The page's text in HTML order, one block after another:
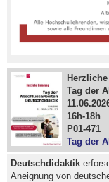
Tag der
16h-18h
P01-471
Tag der
Deutschdidaktik
Aneignung von